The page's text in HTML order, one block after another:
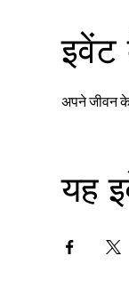
इवेंट
अपने जीवन के
यह